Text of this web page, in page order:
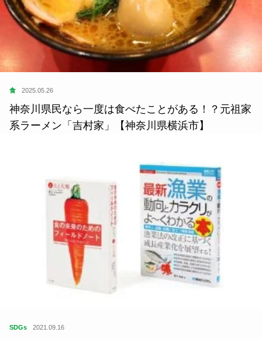
食 2025.05.26
神奈川県民なら一度は食べたことがある！？元祖家
系ラーメン「吉村家」【神奈川県横浜市】
SDGs 2021.09.16